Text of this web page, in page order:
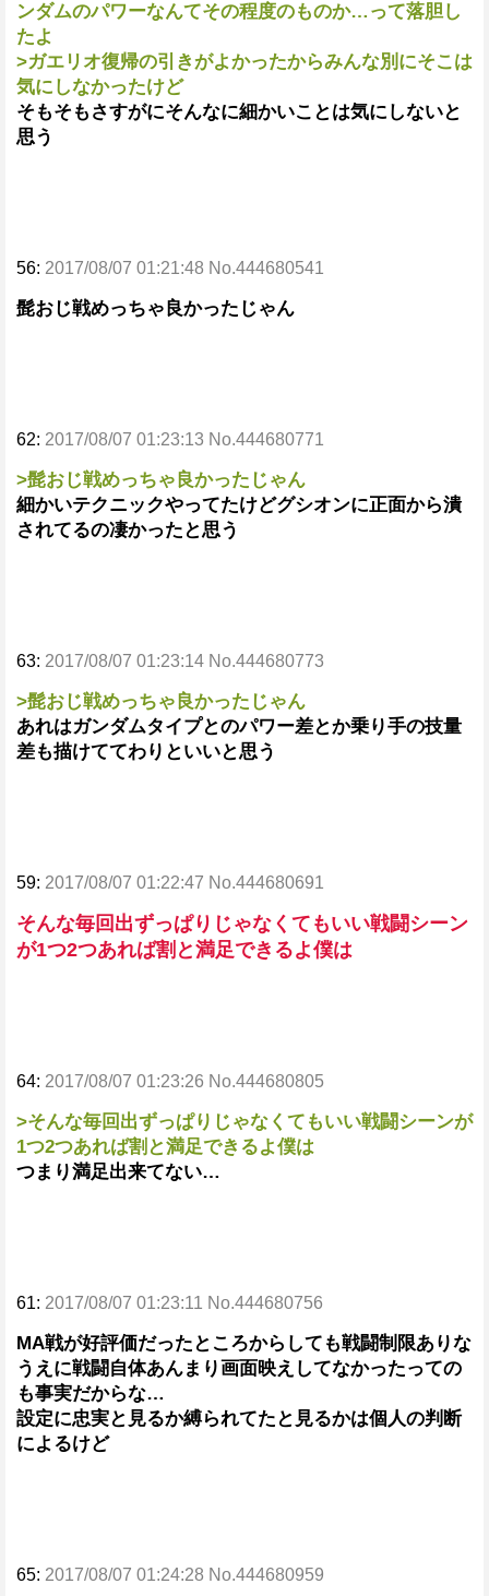
ンダムのパワーなんてその程度のものか…って落胆し
たよ
>ガエリオ復帰の引きがよかったからみんな別にそこは
気にしなかったけど
そもそもさすがにそんなに細かいことは気にしないと
思う
56: 2017/08/07 01:21:48 No.444680541
髭おじ戦めっちゃ良かったじゃん
62: 2017/08/07 01:23:13 No.444680771
>髭おじ戦めっちゃ良かったじゃん
細かいテクニックやってたけどグシオンに正面から潰
されてるの凄かったと思う
63: 2017/08/07 01:23:14 No.444680773
>髭おじ戦めっちゃ良かったじゃん
あれはガンダムタイプとのパワー差とか乗り手の技量
差も描けててわりといいと思う
59: 2017/08/07 01:22:47 No.444680691
そんな毎回出ずっぱりじゃなくてもいい戦闘シーン
が1つ2つあれば割と満足できるよ僕は
64: 2017/08/07 01:23:26 No.444680805
>そんな毎回出ずっぱりじゃなくてもいい戦闘シーンが
1つ2つあれば割と満足できるよ僕は
つまり満足出来てない…
61: 2017/08/07 01:23:11 No.444680756
MA戦が好評価だったところからしても戦闘制限ありな
うえに戦闘自体あんまり画面映えしてなかったっての
も事実だからな…
設定に忠実と見るか縛られてたと見るかは個人の判断
によるけど
65: 2017/08/07 01:24:28 No.444680959